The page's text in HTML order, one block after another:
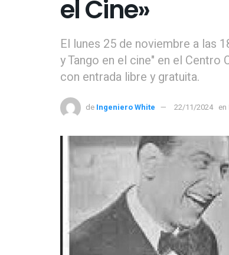
el Cine»
El lunes 25 de noviembre a las
y Tango en el cine" en el Centro
con entrada libre y gratuita.
de Ingeniero White 22/11/2024 en